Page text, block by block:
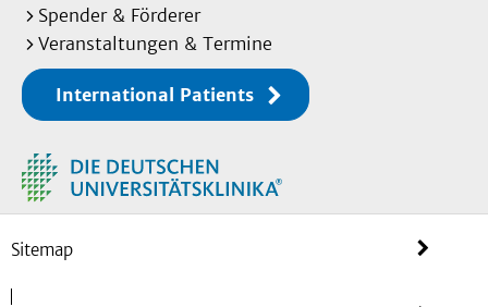
Spender & Förderer
Veranstaltungen & Termine
International Patients
Sitemap